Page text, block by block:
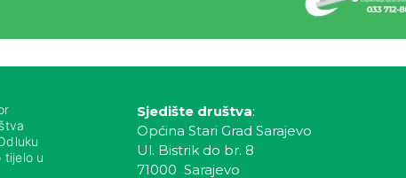
tijelo u
Sjedište društva:
Općina Stari Grad Sarajevo
Ul. Bistrik do br. 8
71000 Sarajevo